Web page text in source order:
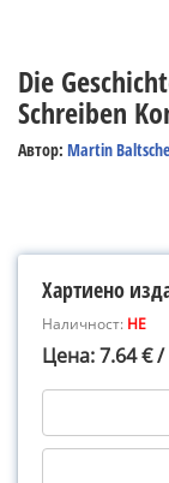
Die
Schreiben
Автор: Martin
Хартиено
Наличност: НЕ
Цена: 7.64 €